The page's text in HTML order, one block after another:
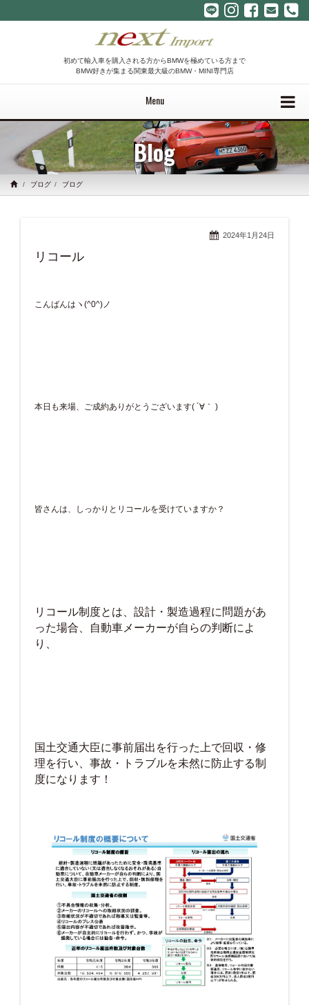
初めて輸入車を購入される方からBMWを極めている方まで
BMW好きが集まる関東最大級のBMW・MINI専門店
Menu
Blog
ブログ ブログ
2024年1月24日
リコール
こんばんはヽ(^0^)ノ
本日も来場、ご成約ありがとうございます( ´∀｀ )
皆さんは、しっかりとリコールを受けていますか？
リコール制度とは、設計・製造過程に問題があ
った場合、自動車メーカーが自らの判断によ
り、
国土交通大臣に事前届出を行った上で回収・修
理を行い、事故・トラブルを未然に防止する制
度になります！